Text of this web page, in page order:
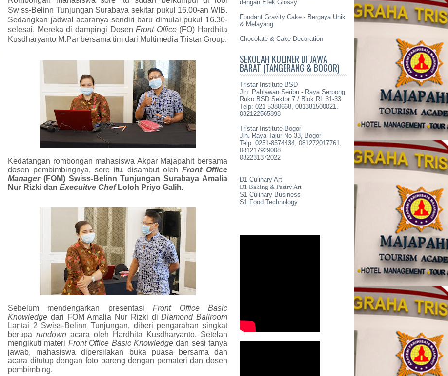
Swiss-Belinn Tunjungan Surabaya sekitar pukul 16.00-an WIB.
Sedangkan jadwal acaranya sendiri baru dimulai pukul 16.30-
selesai. Mereka di dampingi DosenFront Office(FO) Hardhita
Kusdharyanto M.Par bersama tim dari Multimedia Tristar Group.
Kedatangan rombongan mahasiswa Akpar Majapahit bersama
dosen pembimbingnya, sore itu, disambutolehFront Office
Manager(FOM) Swiss-Belinn Tunjungan Surabaya Amalia
Nur Rizki dan Execuitve ChefLoloh Priyo Galih.
Sebelum mendengarkan presentasiFront Office Basic
Knowledge dari FOM Amalia Nur Rizki di Diamond Ballroom
Lantai 2 Swiss-Belinn Tunjungan, diberi pengarahan singkat
berupa rundown acara oleh Hardhita Kusdharyanto. Setelah
mengikuti materi Front Office Basic Knowledgedan sesi tanya
jawab, mahasiswa dipersilakan buka puasa bersama dan
acara ditutup dengan foto bareng dengan pemateri dan dosen
pembimbing.
dengan Efek Glossy
Fondant Gravity Cake - Bergaya Unik
& Melayang
Chocolate & Cake Decoration
SEKOLAH KULINER DI JAWA
BARAT (TANGERANG & BOGOR)
Tristar Institute BSD
Jln. Pahlawan Seribu - Raya Serpong
Ruko BSD Sektor 7 / Blok RL 31-33
Telp: 021-5380668, 081381500021.
082122565898
Tristar Institute Bogor
Jln. Raya Tajur No 33, Bogor
Telp: 0251-8574434, 081272017761,
081217929008
082231372022
D1 Culinary Art
D1 Baking & Pastry Art
S1 Culinary Business
S1 Food Technology